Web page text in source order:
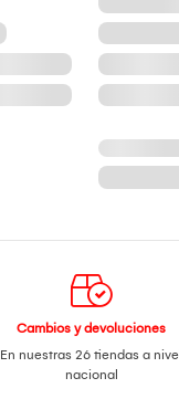
Cambios y devoluciones
En nuestras 26 tiendas a nivel
nacional